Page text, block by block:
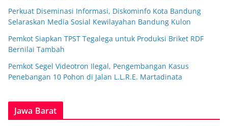
Perkuat Diseminasi Informasi, Diskominfo Kota Bandung
Selaraskan Media Sosial Kewilayahan Bandung Kulon
Pemkot Siapkan TPST Tegalega untuk Produksi Briket RDF
Bernilai Tambah
Pemkot Segel Videotron Ilegal, Pengembangan Kasus
Penebangan 10 Pohon di Jalan L.L.R.E. Martadinata
Jawa Barat